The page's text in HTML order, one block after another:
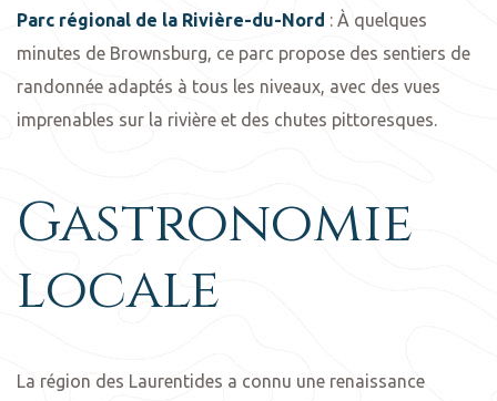
Parc régional de la Rivière-du-Nord : À quelques
minutes de Brownsburg, ce parc propose des sentiers de
randonnée adaptés à tous les niveaux, avec des vues
imprenables sur la rivière et des chutes pittoresques.
Gastronomie
locale
La région des Laurentides a connu une renaissance